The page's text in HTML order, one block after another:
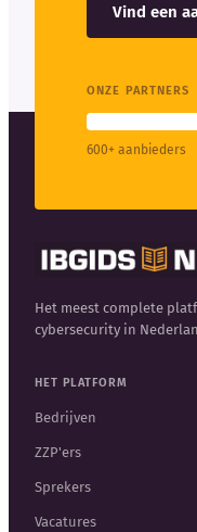
Vind een
ONZE PARTNERS
600+ aanbieders
Het meest complete
cybersecurity in
HET PLATFORM
Bedrijven
ZZP'ers
Sprekers
Vacatures